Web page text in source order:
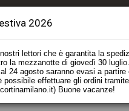
2026
lettori che è garantita la
la mezzanotte di giovedì 30
24 agosto saranno evasi a
possibile effettuare gli ordini
Buone vacanze!